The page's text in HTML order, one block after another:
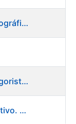
OE 28/25 - Oficial 2ª Máquina Flexográfica y Finalizado
OE 06/26 - Oficial 1ª Calefactor Frigorista. Fábrica de Papel
OE 25/25 - Jefe de Control Productivo. Fábrica de Papel